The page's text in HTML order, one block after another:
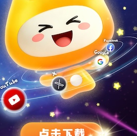
旋风加速器
软件中心 纵云梯加速器
1元机场
器 银河加速器
hammer加速器
加速器 anyconnect
暴雪加速器
青柠加速器
veee加速器